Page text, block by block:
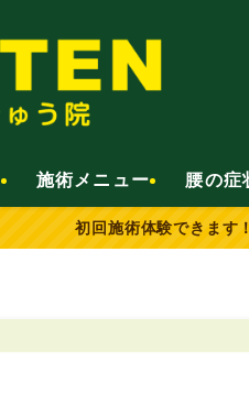
施術メニュー 腰の症
初回施術体験できます